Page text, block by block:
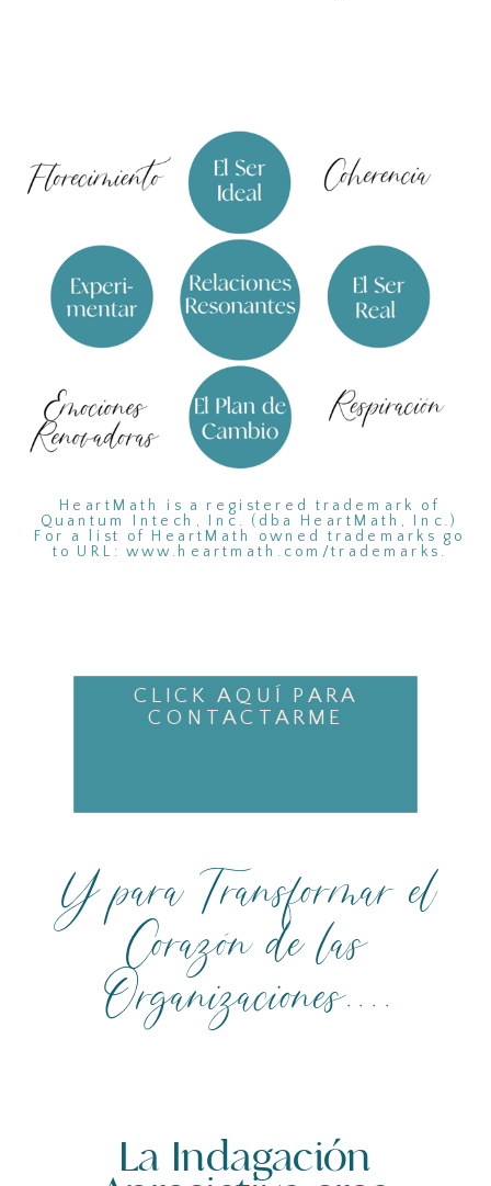
La Indagación
Y para Transformar el
Corazón de las
Organizaciones....
CLICK AQUÍ PARA
CONTACTARME
HeartMath is a registered trademark of
Quantum Intech, Inc. (dba HeartMath, Inc.)
For a list of HeartMath owned trademarks go
to URL: www.heartmath.com/trademarks.